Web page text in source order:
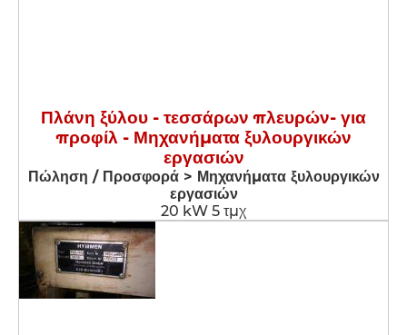
Πλάνη ξύλου - τεσσάρων πλευρών- για
προφίλ - Μηχανήματα ξυλουργικών
εργασιών
Πώληση / Προσφορά > Μηχανήματα ξυλουργικών
εργασιών
20 kW 5 τμχ